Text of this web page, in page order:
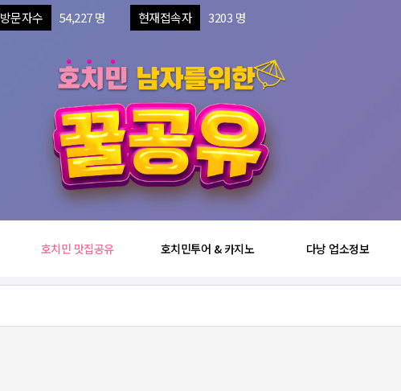
문자수 54,227 명 현재접속자 3203 명
호치민 맛집공유 호치민투어 & 카지노 다낭 업소정보